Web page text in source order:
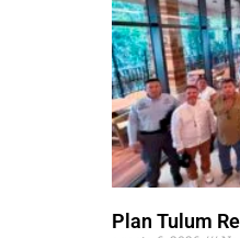
Plan Tulum